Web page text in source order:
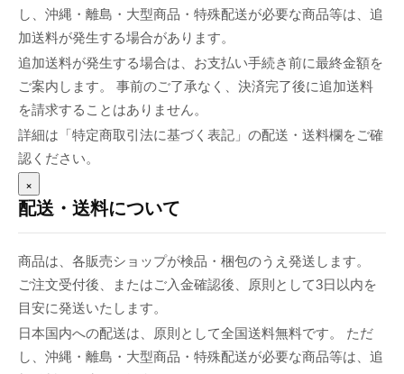
し、沖縄・離島・大型商品・特殊配送が必要な商品等は、追
加送料が発生する場合があります。
追加送料が発生する場合は、お支払い手続き前に最終金額を
ご案内します。 事前のご了承なく、決済完了後に追加送料
を請求することはありません。
詳細は「特定商取引法に基づく表記」の配送・送料欄をご確
認ください。
×
配送・送料について
商品は、各販売ショップが検品・梱包のうえ発送します。
ご注文受付後、またはご入金確認後、原則として3日以内を
目安に発送いたします。
日本国内への配送は、原則として全国送料無料です。 ただ
し、沖縄・離島・大型商品・特殊配送が必要な商品等は、追